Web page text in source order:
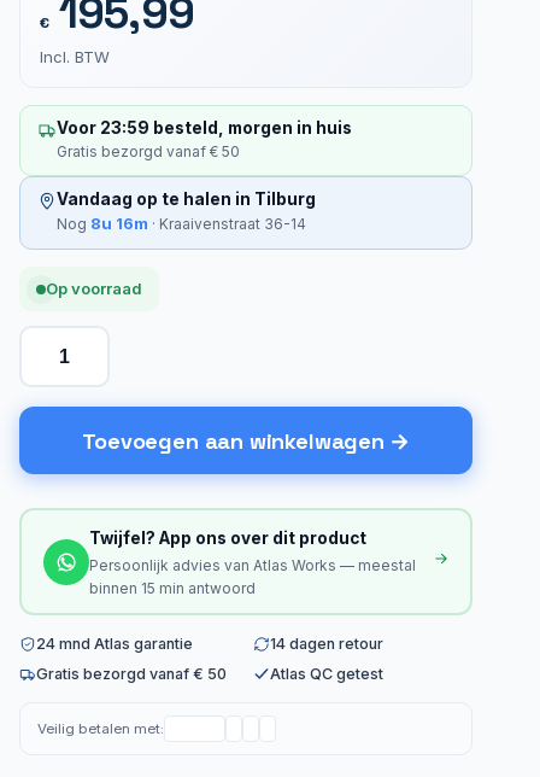
€195,99
Incl. BTW
Voor 23:59 besteld, morgen in huis
Gratis bezorgd vanaf € 50
Vandaag op te halen in Tilburg
Nog 8u 16m · Kraaivenstraat 36-14
Op voorraad
Toevoegen aan winkelwagen
Twijfel? App ons over dit product
Persoonlijk advies van Atlas Works — meestal
binnen 15 min antwoord
24 mnd Atlas garantie
14 dagen retour
Gratis bezorgd vanaf € 50
Atlas QC getest
Veilig betalen met: